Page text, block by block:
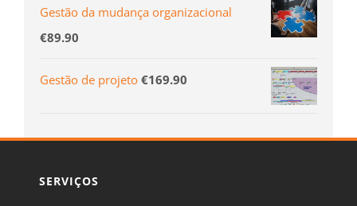
Gestão da mudança organizacional
€89.90
Gestão de projeto €169.90
SERVIÇOS